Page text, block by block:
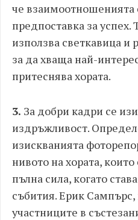
че взаимоотношенията
предпоставка за успех.
използва светкавица и
за да хваща най-
притеснява хората.
3. За добри кадри се
издръжливост.
изискванията
нивото на хората,
пълна сила, когато
събития. Ерик
участниците в